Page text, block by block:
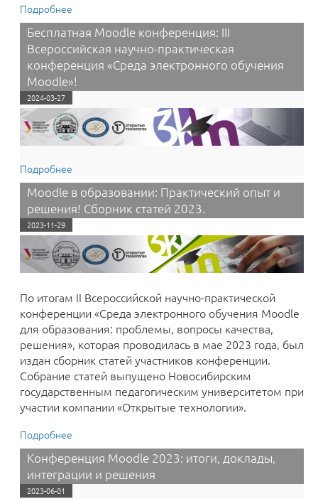
Подробнее
электронного обучения Moodle»
Бесплатная Moodle конференция: III
Всероссийская научно-практическая
конференция «Среда электронного обучения
Moodle»!
2024-03-27
Подробнее
научно-практическая конференция «Среда
электронного обучения Moodle»!
Moodle в образовании: Практический опыт и
решения! Сборник статей 2023.
2023-11-29
По итогам II Всероссийской научно-практической
конференции «Среда электронного обучения Moodle
для образования: проблемы, вопросы качества,
решения», которая проводилась в мае 2023 года, был
издан сборник статей участников конференции.
Собрание статей выпущено Новосибирским
государственным педагогическим университетом при
участии компании «Открытые технологии».
Подробнее
решения! Сборник статей 2023.
Конференция Moodle 2023: итоги, доклады,
интеграции и решения
2023-06-01